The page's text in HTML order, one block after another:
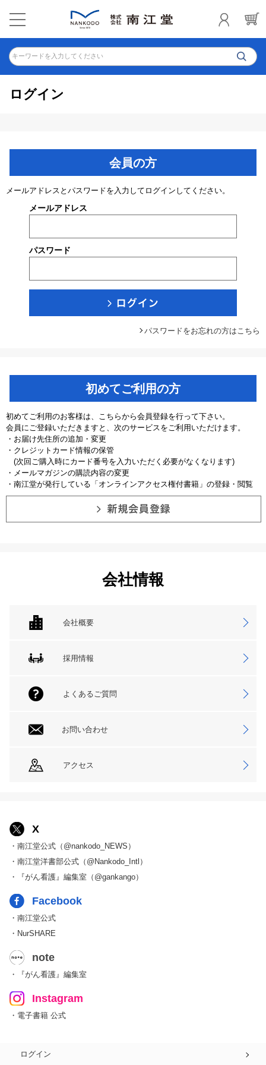
キーワードを入力してください
ログイン
会員の方
メールアドレスとパスワードを入力してログインしてください。
メールアドレス
パスワード
パスワードをお忘れの方はこちら
初めてご利用の方
初めてご利用のお客様は、こちらから会員登録を行って下さい。
会員にご登録いただきますと、次のサービスをご利用いただけます。
・お届け先住所の追加・変更
・クレジットカード情報の保管
(次回ご購入時にカード番号を入力いただく必要がなくなります)
・メールマガジンの購読内容の変更
・南江堂が発行している「オンラインアクセス権付書籍」の登録・閲覧
会社情報
会社概要
採用情報
よくあるご質問
お問い合わせ
アクセス
X
・南江堂公式（@nankodo_NEWS）
・南江堂洋書部公式（@Nankodo_Intl）
・『がん看護』編集室（@gankango）
Facebook
・南江堂公式
・NurSHARE
note
・『がん看護』編集室
Instagram
・電子書籍 公式
ログイン